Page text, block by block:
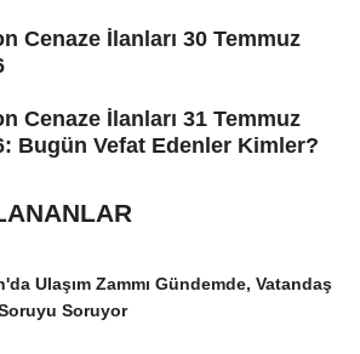
Cenaze İlanları 30 Temmuz
Cenaze İlanları 31 Temmuz
Bugün Vefat Edenler Kimler?
Ulaşım Zammı Gündemde, Vatandaş
Soruyor